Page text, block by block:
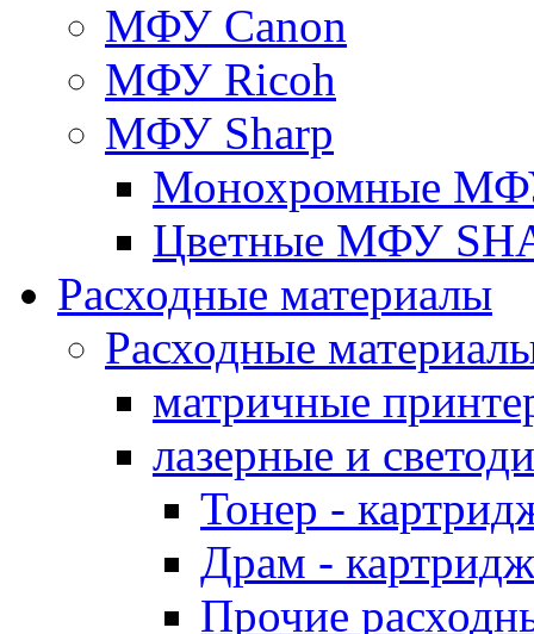
МФУ Canon
МФУ Ricoh
МФУ Sharp
Монохромные
Цветные МФУ
Расходные материалы
Расходные
матричные
лазерные и
Тонер -
Драм -
Прочие